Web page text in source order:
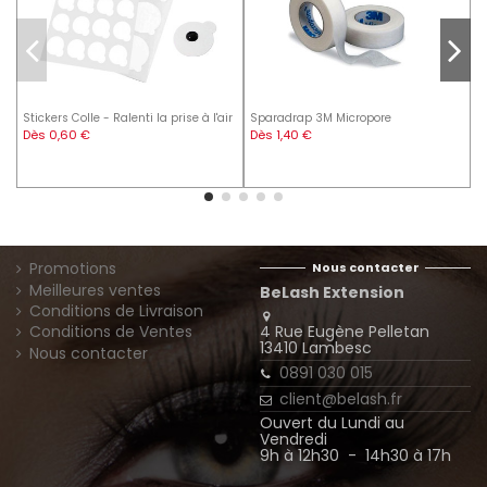
Stickers Colle - Ralenti la prise à l'air
Dès 0,60 €
Sparadrap 3M Micropore
Dès 1,40 €
Promotions
Meilleures ventes
Conditions de Livraison
Conditions de Ventes
Nous contacter
Nous contacter
BeLash Extension
4 Rue Eugène Pelletan
13410 Lambesc
0891 030 015
client@belash.fr
Ouvert du Lundi au
Vendredi
9h à 12h30 - 14h30 à 17h